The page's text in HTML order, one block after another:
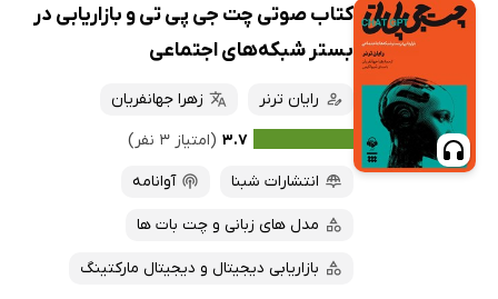
کتاب صوتی چت جی پی تی و بازاریابی در
بستر شبکه‌های اجتماعی
رایان ترنر
زهرا جهانفریان
۳.۷ (امتیاز ۳ نفر)
انتشارات شبنا
آوانامه
مدل های زبانی و چت بات ها
بازاریابی دیجیتال و دیجیتال مارکتینگ